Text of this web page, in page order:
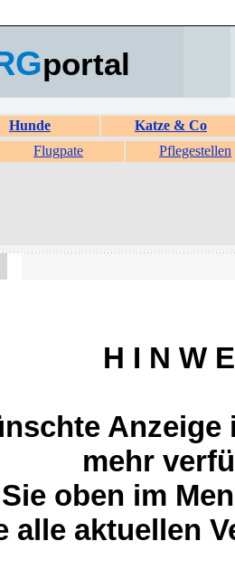
portal
Hunde
Katze & Co
Flugpate Pflegestellen
H I N W
mehr
oben im
alle aktuellen